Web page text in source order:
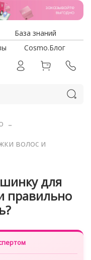
База знаний
Cosmo.Блог
волос и
для
правильно